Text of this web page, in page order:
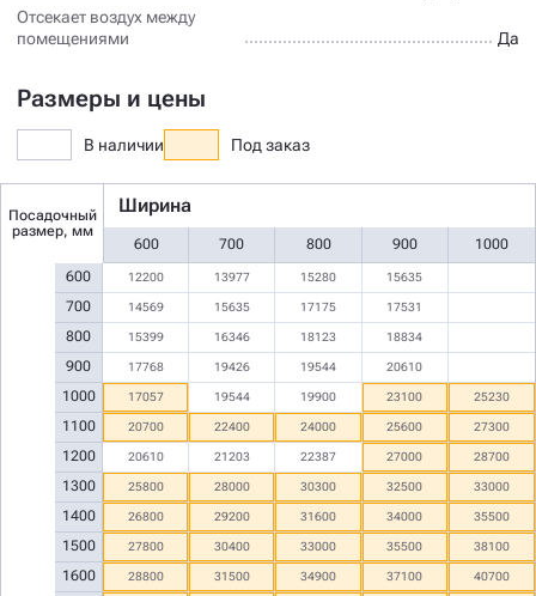
Отсекает воздух между
помещениями
Да
Размеры и цены
В наличии Под заказ
Посадочный
размер, мм
Ширина
600 700 800 900 1000
600
700
800
900
1000
1100
1200
1300
1400
1500
1600
12200 13977 15280 15635
14569 15635 17175 17531
15399 16346 18123 18834
17768 19426 19544 20610
17057 19544 19900 23100 25230
20700 22400 24000 25600 27300
20610 21203 22387 27000 28700
25800 28000 30300 32500 33000
26800 29200 31600 34000 35500
27800 30400 33000 35500 38100
28800 31500 34900 37100 40700